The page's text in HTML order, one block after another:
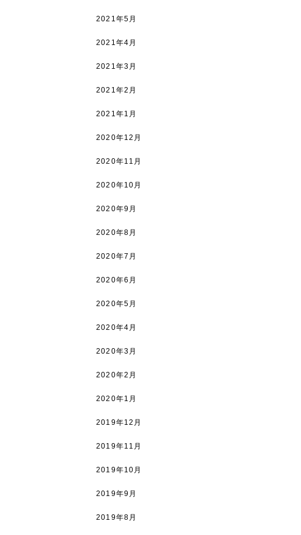
2021年5月
2021年4月
2021年3月
2021年2月
2021年1月
2020年12月
2020年11月
2020年10月
2020年9月
2020年8月
2020年7月
2020年6月
2020年5月
2020年4月
2020年3月
2020年2月
2020年1月
2019年12月
2019年11月
2019年10月
2019年9月
2019年8月